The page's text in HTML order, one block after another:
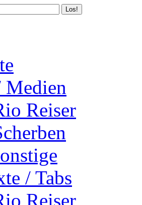
Reiser
/ Tabs
Reiser